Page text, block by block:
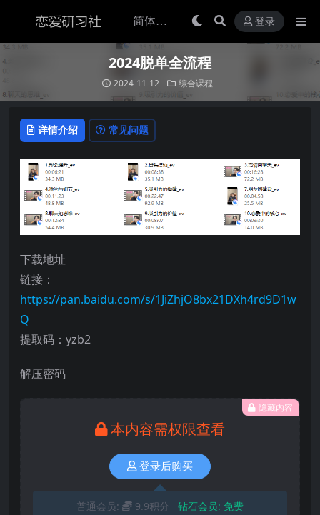
登录
2024脱单全流程
2024-11-12 综合课程
详情介绍 常见问题
下载地址
链接：
https://pan.baidu.com/s/1JiZhjO8bx21DXh4rd9D1w
Q
提取码：yzb2
解压密码
隐藏内容
本内容需权限查看
登录后购买
普通会员: 9.9积分 钻石会员: 免费